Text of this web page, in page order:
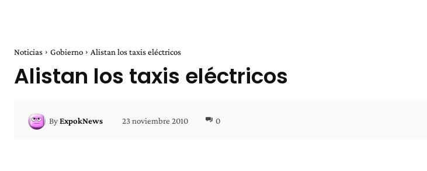
Noticias Gobierno Alistan los taxis eléctricos
Alistan los taxis eléctricos
ByExpokNews 23 noviembre 2010 0